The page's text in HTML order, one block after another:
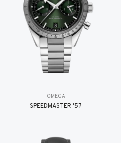
OMEGA
SPEEDMASTER '57